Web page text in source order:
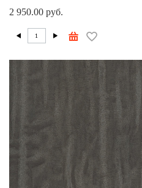
2 950.00 руб.